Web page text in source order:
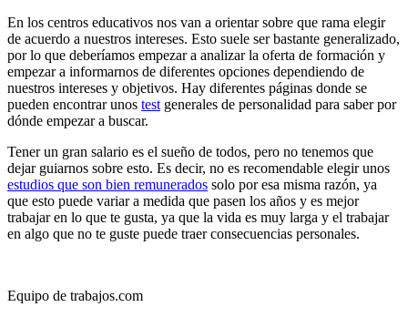
En los centros educativos nos van a orientar sobre que rama elegir
de acuerdo a nuestros intereses. Esto suele ser bastante generalizado,
por lo que deberíamos empezar a analizar la oferta de formación y
empezar a informarnos de diferentes opciones dependiendo de
nuestros intereses y objetivos. Hay diferentes páginas donde se
pueden encontrar unos test generales de personalidad para saber por
dónde empezar a buscar.
Tener un gran salario es el sueño de todos, pero no tenemos que
dejar guiarnos sobre esto. Es decir, no es recomendable elegir unos
estudios que son bien remunerados solo por esa misma razón, ya
que esto puede variar a medida que pasen los años y es mejor
trabajar en lo que te gusta, ya que la vida es muy larga y el trabajar
en algo que no te guste puede traer consecuencias personales.
Equipo de trabajos.com